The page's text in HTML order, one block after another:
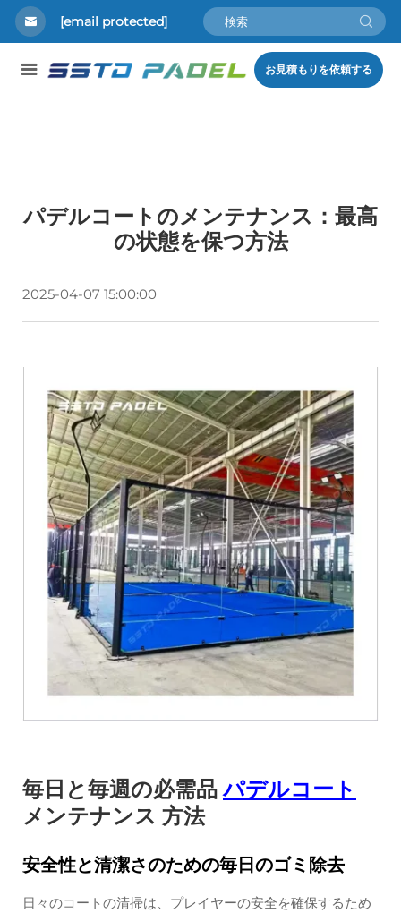
[email protected]
お見積もりを依頼する
パデルコートのメンテナンス：最高
の状態を保つ方法
2025-04-07 15:00:00
毎日と毎週の必需品パデルコート
メンテナンス 方法
安全性と清潔さのための毎日のゴミ除去
日々のコートの清掃は、プレイヤーの安全を確保するため